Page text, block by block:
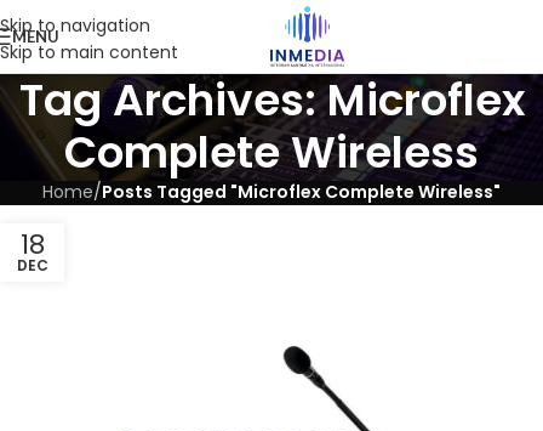
Skip to navigation
Skip to main content
MENU
Tag Archives: Microflex
Complete Wireless
Home/Posts Tagged "Microflex Complete Wireless"
18
DEC